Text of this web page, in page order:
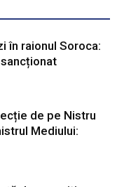
în raionul Soroca:
de pe Nistru
Mediului: